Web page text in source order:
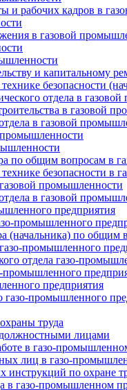
и рабочих кадров в
в газовой
и капитальному
безопасности
отдела в
в газовой
в газовой
промышленности
по общим вопросам в
безопасности в
промышленности
в газовой
предприятия
промышленного
(начальника) по
промышленного
отдела газо-
промышленного
предприятия
газо-промышленного
труда
лицами
в газо-
лиц в газо-
инструкций по охране
в газо-промышленном